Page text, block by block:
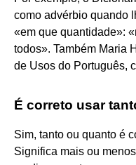
como advérbio quando
«em que quantidade»:
todos». Também Maria
de Usos do Português,
É correto usar
Sim, tanto ou quanto é
Significa mais ou